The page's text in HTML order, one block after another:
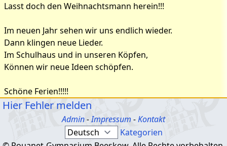
Lasst doch den Weihnachtsmann herein!!!
Im neuen Jahr sehen wir uns endlich wieder.
Dann klingen neue Lieder.
Im Schulhaus und in unseren Köpfen,
Können wir neue Ideen schöpfen.
Schöne Ferien!!!!!
Hier Fehler melden
Admin-Impressum -Kontakt
Kategorien